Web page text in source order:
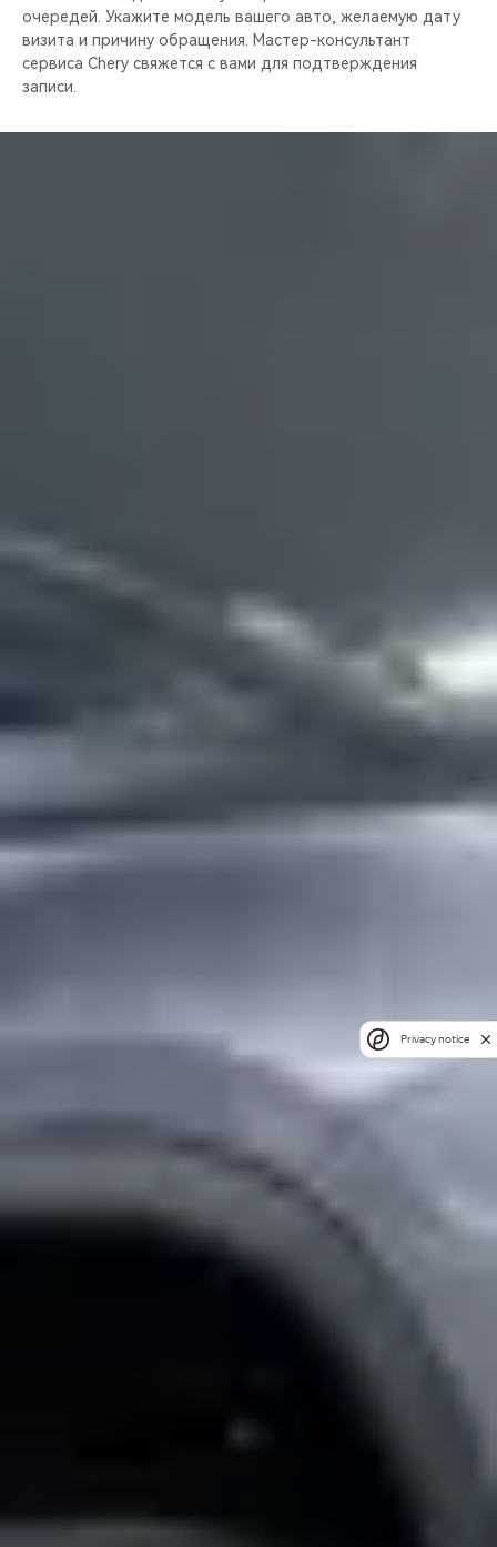
очередей. Укажите модель вашего авто, желаемую дату
визита и причину обращения. Мастер-консультант
сервиса Chery свяжется с вами для подтверждения
записи.
Privacy notice